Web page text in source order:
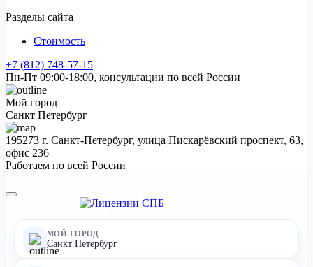
Разделы сайта
Стоимость
+7 (812) 748-57-15
Пн-Пт 09:00-18:00, консультации по всей России
Мой город
Санкт Петербург
195273 г. Санкт-Петербург, улица Пискарёвский проспект, 63,
офис 236
Работаем по всей России
МОЙ ГОРОД
Санкт Петербург